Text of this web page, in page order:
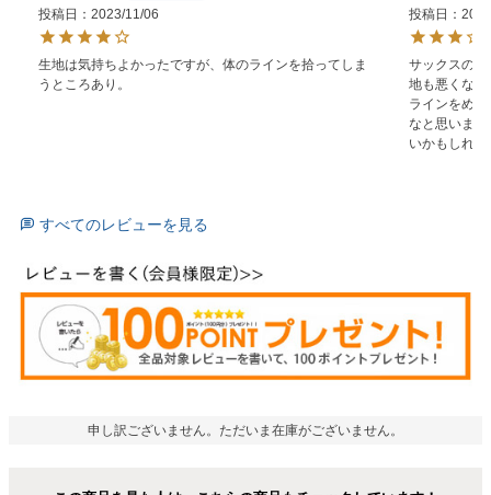
投稿日
2023/11/06
生地は気持ちよかったですが、体のラインを拾ってしま
うところあり。
投稿日
サックスの
地も悪くな
ラインをめ
なと思いま
いかもしれま
すべてのレビューを見る
申し訳ございません。ただいま在庫がございません。